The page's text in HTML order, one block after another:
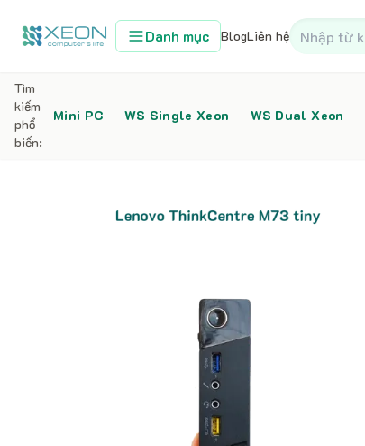
Danh mục BlogLiên hệ
Tìm
kiếm
phổ
biến:
Mini PC WS Single Xeon WS Dual Xeon
Home